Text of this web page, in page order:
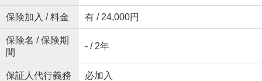
保険加入 / 料金 有 / 24,000円
保険名 / 保険期
間
- / 2年
保証人代行義務 必加入